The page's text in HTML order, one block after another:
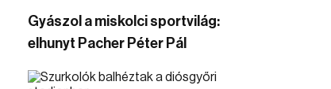
Gyászol a miskolci sportvilág:
elhunyt Pacher Péter Pál